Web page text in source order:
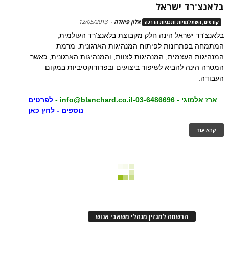
בלאנצ'רד ישראל
קורסים, השתלמויות ותכניות הדרכה אלון פיאדה -
12/05/2013
בלאנצ'רד ישראל הינה חלק מקבוצת בלאנצ'רד העולמית,
המתמחה בפתרונות לפיתוח המנהיגות הארגונית. מרמת
המנהיגות העצמית, המנהיגות לצוות, והמנהיגות הארגונית, כאשר
המטרה הינה להביא לשיפור ביצועים ובפרודוקטיביות במקום
העבודה.
ארז אלמוגי - 03-6486696- info@blanchard.co.il
-לפרטים
נוספים - לחץ כאן
קרא עוד
הרשמה למגזין מנהלי משאבי אנוש